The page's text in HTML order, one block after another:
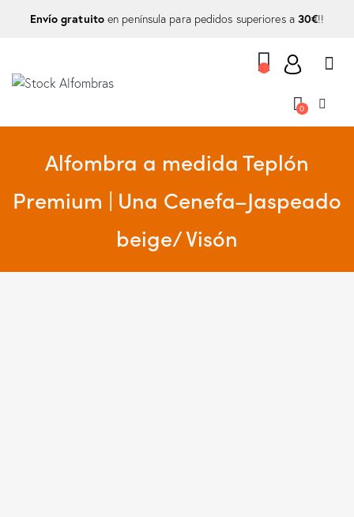
Envío gratuitoen península para pedidos superiores a 30€!!
0
Alfombra a medida Teplón
Premium | Una Cenefa–Jaspeado
beige/ Visón